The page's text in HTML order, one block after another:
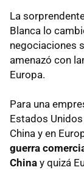
La
Blanca lo
negociaciones
amenazó con
Europa.
Para una
Estados
China y en
guerra
China y quizá